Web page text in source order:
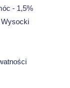
- 1,5%
Wysocki